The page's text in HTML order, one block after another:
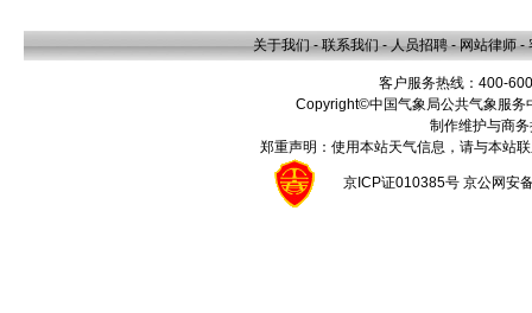
关于我们 - 联系我们 - 人员招聘 - 网站律师 -
客户服务热线：400-
Copyright©中国气象局公共气象服
制作维护与商
郑重声明：使用本站天气信息，请与本站
京ICP证010385号 京公网安